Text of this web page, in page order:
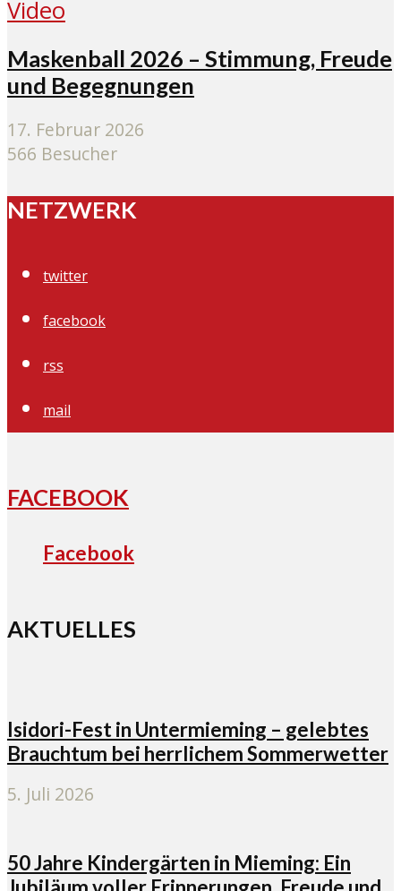
Video
Maskenball 2026 – Stimmung, Freude
und Begegnungen
17. Februar 2026
566 Besucher
NETZWERK
twitter
facebook
rss
mail
FACEBOOK
Facebook
AKTUELLES
Isidori-Fest in Untermieming – gelebtes
Brauchtum bei herrlichem Sommerwetter
5. Juli 2026
50 Jahre Kindergärten in Mieming: Ein